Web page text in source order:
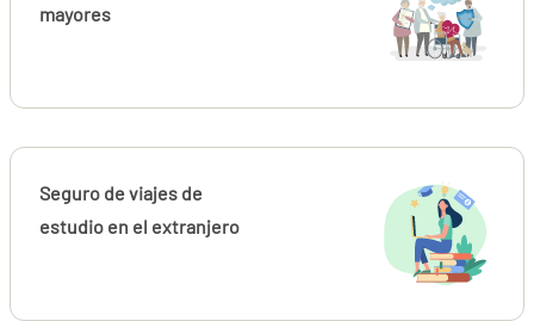
mayores
Seguro de viajes de
estudio en el extranjero